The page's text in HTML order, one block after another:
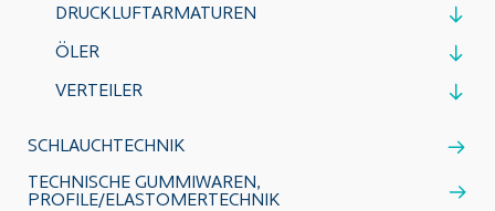
DRUCKLUFTARMATUREN
ÖLER
VERTEILER
SCHLAUCHTECHNIK
TECHNISCHE GUMMIWAREN,
PROFILE/ELASTOMERTECHNIK